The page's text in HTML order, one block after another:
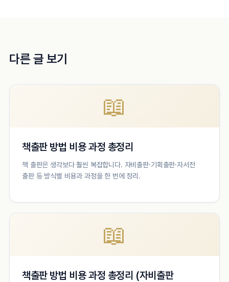
다른 글 보기
📖
책출판 방법 비용 과정 총정리
책 출판은 생각보다 훨씬 복잡합니다. 자비출판·기획출판·자서전
출판 등 방식별 비용과 과정을 한 번에 정리.
📖
책출판 방법 비용 과정 총정리 (자비출판